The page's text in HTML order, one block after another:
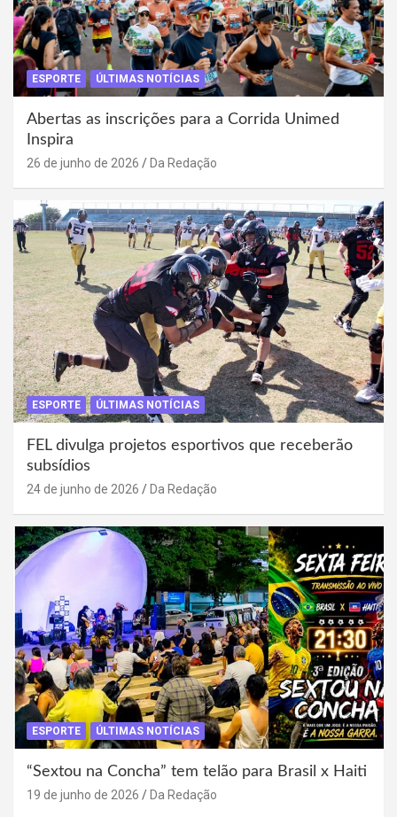
ESPORTE ÚLTIMAS NOTÍCIAS
Abertas as inscrições para a Corrida Unimed
Inspira
26 de junho de 2026 Da Redação
ESPORTE ÚLTIMAS NOTÍCIAS
FEL divulga projetos esportivos que receberão
subsídios
24 de junho de 2026 Da Redação
ESPORTE ÚLTIMAS NOTÍCIAS
“Sextou na Concha” tem telão para Brasil x Haiti
19 de junho de 2026 Da Redação